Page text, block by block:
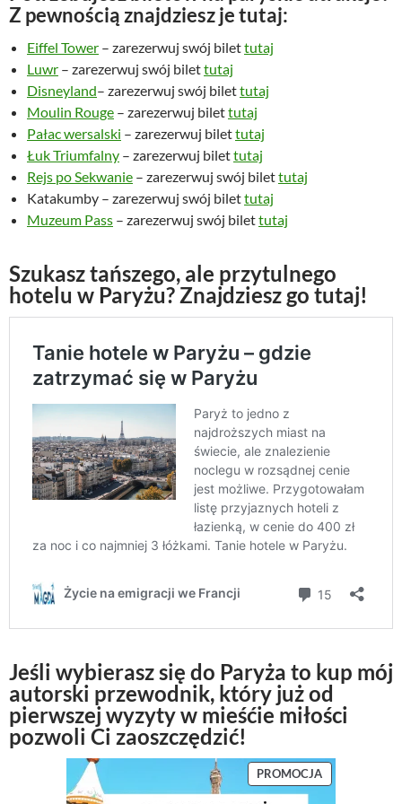
Z pewnością znajdziesz je tutaj:
Eiffel Tower – zarezerwuj swój bilettutaj
Luwr – zarezerwuj swój bilettutaj
Disneyland– zarezerwuj swój bilettutaj
Moulin Rouge – zarezerwuj bilettutaj
Pałac wersalski – zarezerwuj bilettutaj
Łuk Triumfalny – zarezerwuj bilettutaj
Rejs po Sekwanie – zarezerwuj swój bilettutaj
Katakumby – zarezerwuj swój bilettutaj
Muzeum Pass – zarezerwuj swój bilettutaj
Szukasz tańszego, ale przytulnego
hotelu w Paryżu? Znajdziesz go tutaj!
Jeśli wybierasz się do Paryża to kup mój
autorski przewodnik, który już od
pierwszej wyzyty w mieśćie miłości
pozwoli Ci zaoszczędzić!
PROMOCJAP
R